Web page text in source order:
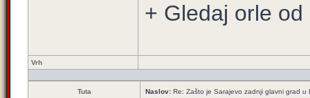
+ Gledaj orle
Vrh
Tuta Naslov: Re: Zašto je Sarajevo zadnji glavni grad